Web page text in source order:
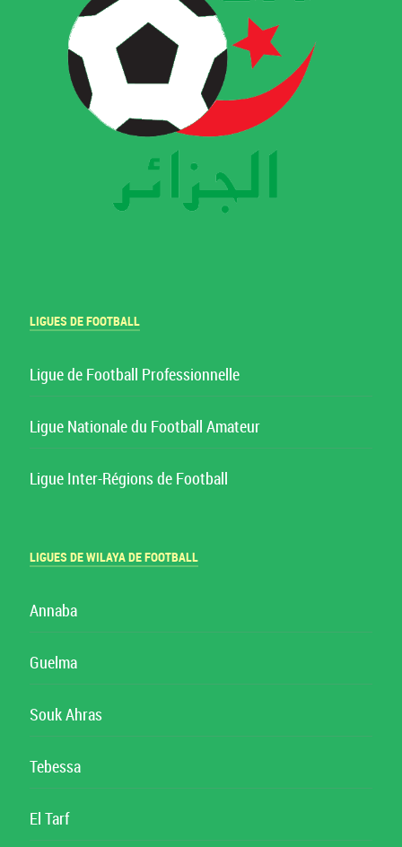
LIGUES DE FOOTBALL
Ligue de Football Professionnelle
Ligue Nationale du Football Amateur
Ligue Inter-Régions de Football
LIGUES DE WILAYA DE FOOTBALL
Annaba
Guelma
Souk Ahras
Tebessa
El Tarf